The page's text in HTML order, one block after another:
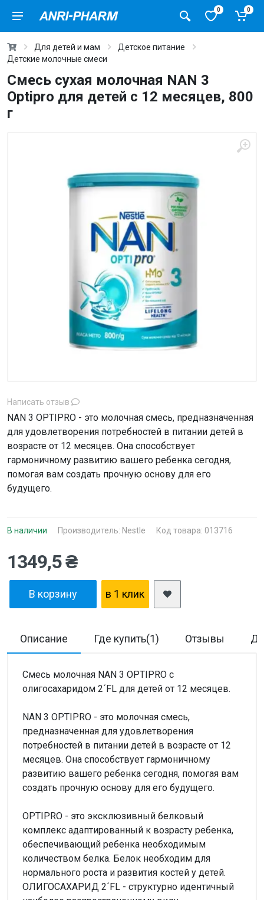
0 0
Для детей и мам
Детское питание
Детские молочные смеси
Смесь сухая молочная NAN 3
Optipro для детей с 12 месяцев, 800
г
Написать отзыв
NAN 3 OPTIPRO - это молочная смесь, предназначенная
для удовлетворения потребностей в питании детей в
возрасте от 12 месяцев. Она способствует
гармоничному развитию вашего ребенка сегодня,
помогая вам создать прочную основу для его
будущего.
В наличии Производитель: Nestle Код товара: 013716
1349,5 ₴
В корзину в 1 клик
Описание Где купить(1) Отзывы
Смесь молочная NAN 3 OPTIPRO с
олигосахаридом 2´FL для детей от 12 месяцев.
NAN 3 OPTIPRO - это молочная смесь,
предназначенная для удовлетворения
потребностей в питании детей в возрасте от 12
месяцев. Она способствует гармоничному
развитию вашего ребенка сегодня, помогая вам
создать прочную основу для его будущего.
OPTIPRO - это эксклюзивный белковый
комплекс адаптированный к возрасту ребенка,
обеспечивающий ребенка необходимым
количеством белка. Белок необходим для
нормального роста и развития костей у детей.
ОЛИГОСАХАРИД 2´FL - структурно идентичный